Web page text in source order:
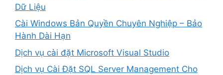
Dữ Liệu
Cài Windows Bản Quyền Chuyên Nghiệp – Bảo
Hành Dài Hạn
Dịch vụ cài đặt Microsoft Visual Studio
Dịch vụ Cài Đặt SQL Server Management Cho